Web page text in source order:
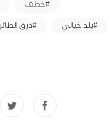
#خطف
#بلد خيالي #ذرق الطائر